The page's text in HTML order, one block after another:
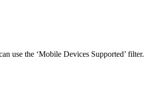
use the ‘Mobile Devices Supported’ filter.